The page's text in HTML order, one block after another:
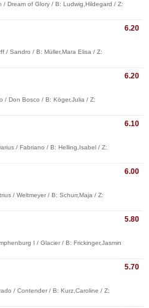
/ Dream of Glory / B: Ludwig,Hildegard / Z:
6.20
/ Sandro / B: Müller,Mara Elisa / Z:
6.20
/ Don Bosco / B: Köger,Julia / Z:
6.10
/ Fabriano / B: Helling,Isabel / Z:
6.00
/ Weltmeyer / B: Schurr,Maja / Z:
5.80
I / Glacier / B: Frickinger,Jasmin
5.70
/ Contender / B: Kurz,Caroline / Z: